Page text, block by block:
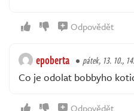
Odpovědět
epoberta pátek, 13. 10.,
Co je odolat bobbyho
Odpovědět